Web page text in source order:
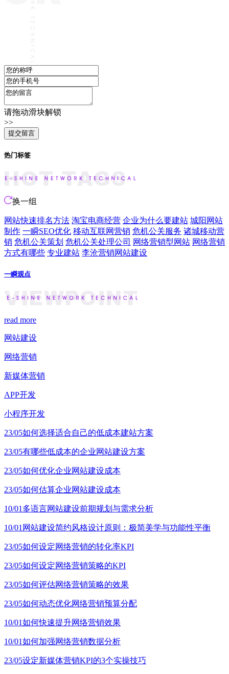
请拖动滑块解锁
>>
热门标签
换一组
网站快速排名方法 淘宝电商经营 企业为什么要建站 城阳网站
制作 一瞬SEO优化 移动互联网营销 危机公关服务 诸城移动营
销 危机公关策划 危机公关处理公司 网络营销型网站 网络营销
方式有哪些 专业建站 李沧营销网站建设
一瞬观点
read more
网站建设
网络营销
新媒体营销
APP开发
小程序开发
23/05如何选择适合自己的低成本建站方案
23/05有哪些低成本的企业网站建设方案
23/05如何优化企业网站建设成本
23/05如何估算企业网站建设成本
10/01 多语言网站建设前期规划与需求分析
10/01 网站建设简约风格设计原则：极简美学与功能性平衡
23/05如何设定网络营销的转化率KPI
23/05如何设定网络营销策略的KPI
23/05如何评估网络营销策略的效果
23/05如何动态优化网络营销预算分配
10/01如何快速提升网络营销效果
10/01如何加强网络营销数据分析
23/05设定新媒体营销KPI的3个实操技巧